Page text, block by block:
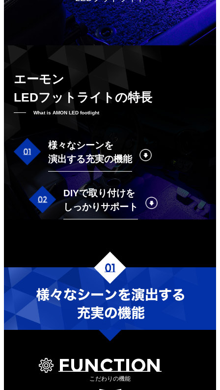
エーモン
LEDフットライトの特長
What is AMON LED footlight
様々なシーンを
演出する充実の機能
DIYで取り付けを
しっかりサポート
FUNCTION
こだわりの機能